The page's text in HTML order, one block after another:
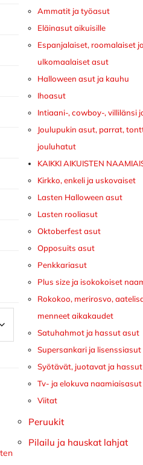
Ammatit ja työasut
Eläinasut aikuisille
Espanjalaiset, roomalaiset
ulkomaalaiset asut
Halloween asut ja kauhu
Ihoasut
Intiaani-, cowboy-, villilänsi
Joulupukin asut, parrat,
jouluhatut
KAIKKI AIKUISTEN
Kirkko, enkeli ja uskovaiset
Lasten Halloween asut
Lasten rooliasut
Oktoberfest asut
Opposuits asut
Penkkariasut
Plus size ja isokokoiset
Rokokoo, merirosvo,
menneet aikakaudet
Satuhahmot ja hassut asut
Supersankari ja lisenssiasut
Syötävät, juotavat ja
Tv- ja elokuva naamiaisasut
Viitat
Peruukit
Pilailu ja hauskat lahjat